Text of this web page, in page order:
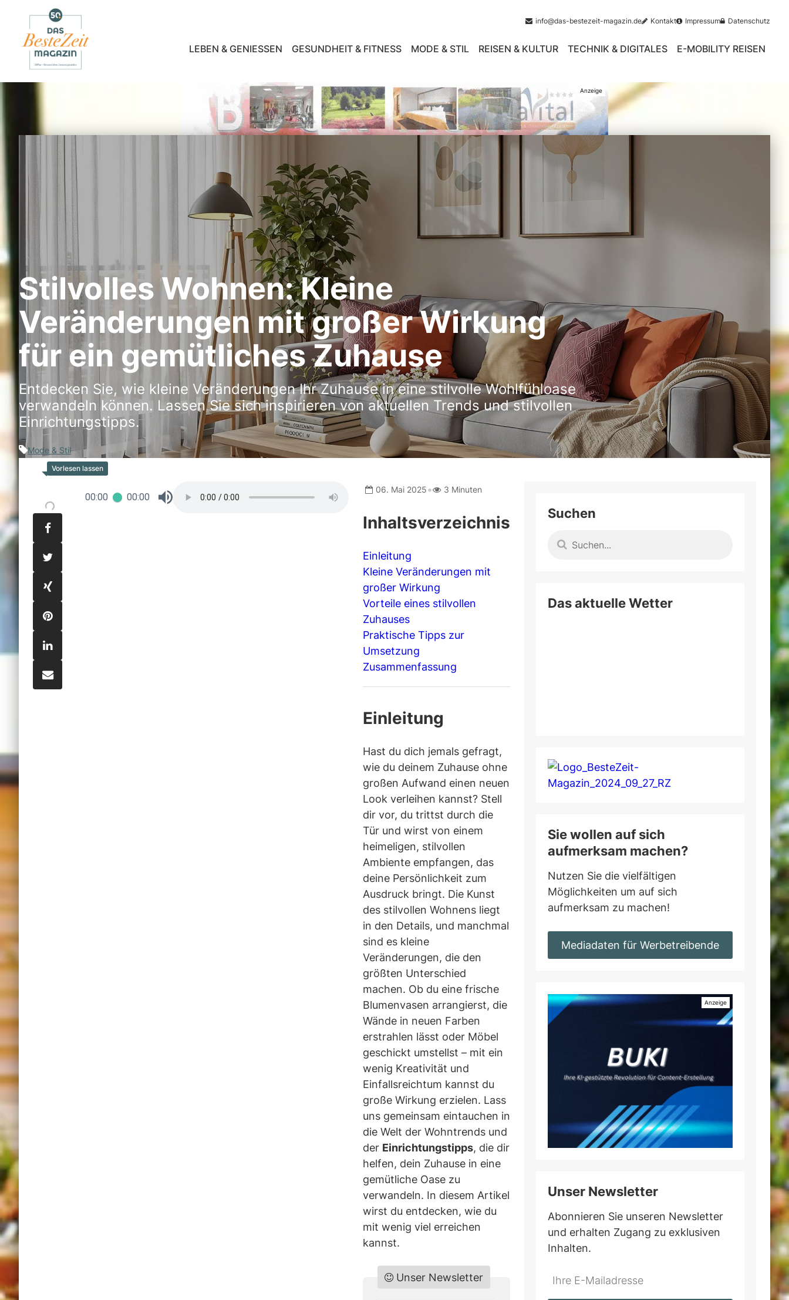
info@das-bestezeit-magazin.de Kontakt Impressum Datenschutz
LEBEN & GENIESSEN GESUNDHEIT & FITNESS MODE & STIL REISEN & KULTUR TECHNIK & DIGITALES E-MOBILITY REISEN
Stilvolles Wohnen: Kleine
Veränderungen mit großer Wirkung
für ein gemütliches Zuhause
Entdecken Sie, wie kleine Veränderungen Ihr Zuhause in eine stilvolle Wohlfühloase
verwandeln können. Lassen Sie sich inspirieren von aktuellen Trends und stilvollen
Einrichtungstipps.
Mode & Stil
00:00 00:00
06. Mai 2025• 3 Minuten
Inhaltsverzeichnis
Einleitung
Kleine Veränderungen mit
großer Wirkung
Vorteile eines stilvollen
Zuhauses
Praktische Tipps zur
Umsetzung
Zusammenfassung
Einleitung
Hast du dich jemals gefragt,
wie du deinem Zuhause ohne
großen Aufwand einen neuen
Look verleihen kannst? Stell
dir vor, du trittst durch die
Tür und wirst von einem
heimeligen, stilvollen
Ambiente empfangen, das
deine Persönlichkeit zum
Ausdruck bringt. Die Kunst
des stilvollen Wohnens liegt
in den Details, und manchmal
sind es kleine
Veränderungen, die den
größten Unterschied
machen. Ob du eine frische
Blumenvasen arrangierst, die
Wände in neuen Farben
erstrahlen lässt oder Möbel
geschickt umstellst – mit ein
wenig Kreativität und
Einfallsreichtum kannst du
große Wirkung erzielen. Lass
uns gemeinsam eintauchen in
die Welt der Wohntrends und
der Einrichtungstipps, die dir
helfen, dein Zuhause in eine
gemütliche Oase zu
verwandeln. In diesem Artikel
wirst du entdecken, wie du
mit wenig viel erreichen
kannst.
Unser Newsletter
Suchen
Das aktuelle Wetter
Sie wollen auf sich
aufmerksam machen?
Nutzen Sie die vielfältigen
Möglichkeiten um auf sich
aufmerksam zu machen!
Mediadaten für Werbetreibende
Unser Newsletter
Abonnieren Sie unseren Newsletter
und erhalten Zugang zu exklusiven
Inhalten.
Do
*Ihre